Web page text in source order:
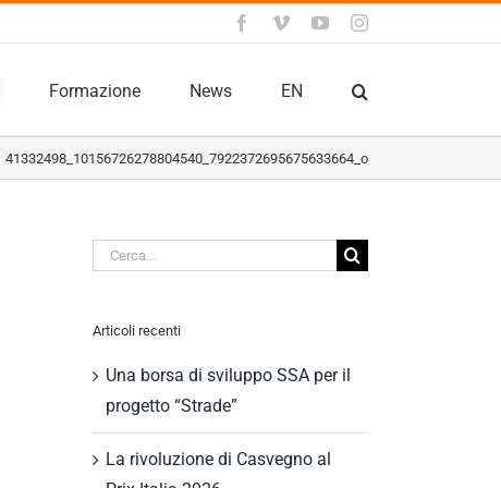
Facebook
VimeoYouTubeInstagram
Formazione News EN
41332498_10156726278804540_7922372695675633664_o
Cerca
Articoli recenti
Una borsa di sviluppo SSA per il
progetto “Strade”
La rivoluzione di Casvegno al